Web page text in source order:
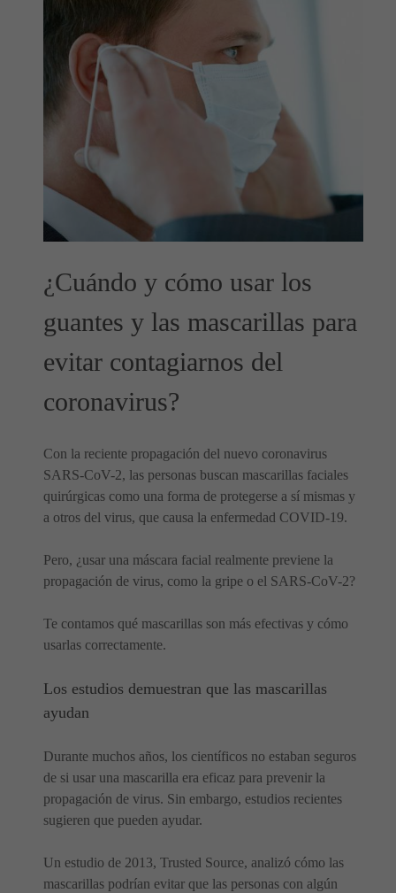
¿Cuándo y cómo usar los
guantes y las mascarillas para
evitar contagiarnos del
coronavirus?
Con la reciente propagación del nuevo coronavirus
SARS-CoV-2, las personas buscan mascarillas faciales
quirúrgicas como una forma de protegerse a sí mismas y
a otros del virus, que causa la enfermedad COVID-19.
Pero, ¿usar una máscara facial realmente previene la
propagación de virus, como la gripe o el SARS-CoV-2?
Te contamos qué mascarillas son más efectivas y cómo
usarlas correctamente.
Los estudios demuestran que las mascarillas
ayudan
Durante muchos años, los científicos no estaban seguros
de si usar una mascarilla era eficaz para prevenir la
propagación de virus. Sin embargo, estudios recientes
sugieren que pueden ayudar.
Un estudio de 2013, Trusted Source, analizó cómo las
mascarillas podrían evitar que las personas con algún